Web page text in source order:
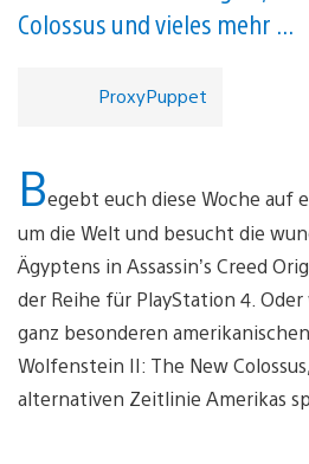
Colossus und vieles mehr ...
ProxyPuppet
Begebt euch diese Woche auf
um die Welt und besucht die
Ägyptens in Assassin’s Creed
der Reihe für PlayStation 4.
ganz besonderen
Wolfenstein II: The New
alternativen Zeitlinie Amerikas